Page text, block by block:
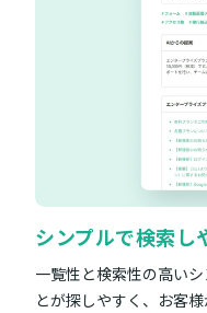
シンプルで検索し
一覧性と検索性の高い
とが探しやすく、お客